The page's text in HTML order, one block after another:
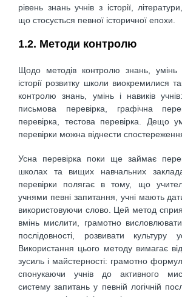
рівень знань учнів з історії,
що стосується певної історичної епохи.
1.2. Методи контролю
Щодо методів контролю знань,
історії розвитку школи виокремилися
контролю знань, умінь і навиків
письмова перевірка, графічна
перевірка, тестова перевірка. Дещо
перевірки можна віднести
Усна перевірка поки ще займає
школах та вищих навчальних
перевірки полягає в тому, що
учнями певні запитання, учні мають
використовуючи слово. Цей метод
вмінь мислити, грамотно
послідовності, розвивати культуру
Використання цього методу вимагає
зусиль і майстерності: грамотно
спонукаючи учнів до активного
систему запитань у певній логічній